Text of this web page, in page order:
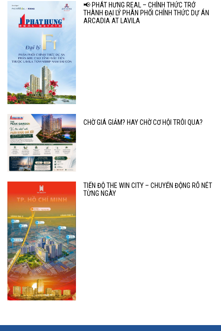
📢 PHÁT HƯNG REAL – CHÍNH THỨC TRỞ
THÀNH ĐẠI LÝ PHÂN PHỐI CHÍNH THỨC DỰ ÁN
ARCADIA AT LAVILA
CHỜ GIÁ GIẢM? HAY CHỜ CƠ HỘI TRÔI QUA?
TIẾN ĐỘ THE WIN CITY – CHUYỂN ĐỘNG RÕ NÉT
TỪNG NGÀY